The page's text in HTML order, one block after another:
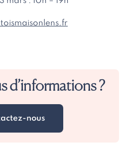
d’informations ?
nous